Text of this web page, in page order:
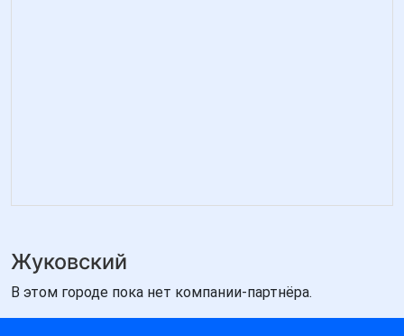
Жуковский
В этом городе пока нет компании-партнёра.